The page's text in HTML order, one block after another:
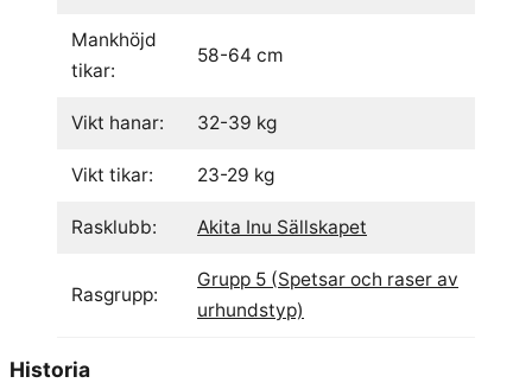
Mankhöjd
tikar:
58-64 cm
Vikt hanar: 32-39 kg
Vikt tikar: 23-29 kg
Rasklubb: Akita Inu Sällskapet
Rasgrupp:
Grupp 5 (Spetsar och raser av
urhundstyp)
Historia